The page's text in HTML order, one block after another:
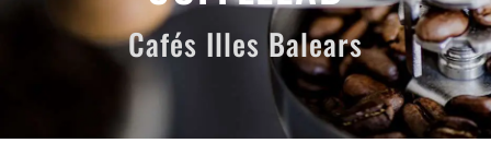
Cafés Illes Balears